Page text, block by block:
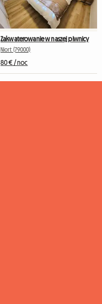
Zakwaterowanie w naszej piwnicy
Niort (79000)
80 € / noc